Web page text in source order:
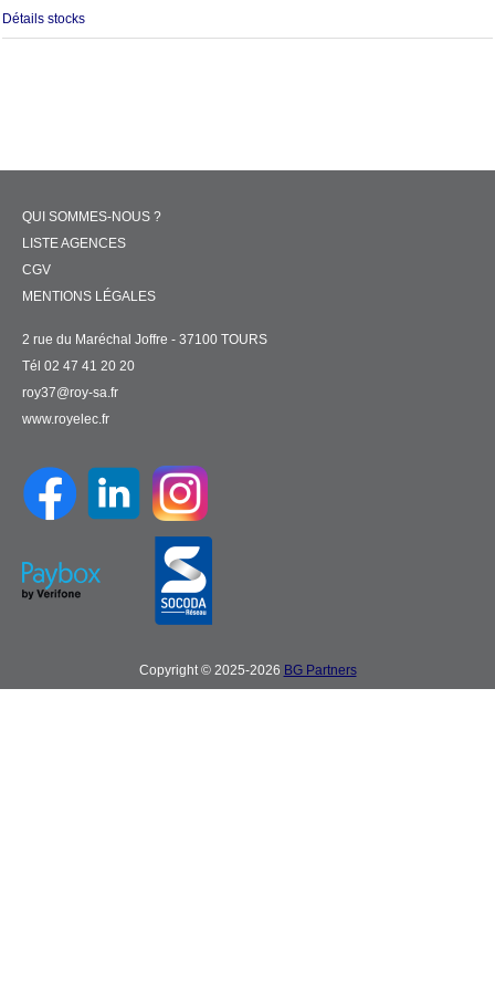
Détails stocks
QUI SOMMES-NOUS ?
LISTE AGENCES
CGV
MENTIONS LÉGALES
2 rue du Maréchal Joffre - 37100 TOURS
Tél 02 47 41 20 20
roy37@roy-sa.fr
www.royelec.fr
Copyright © 2025-2026 BG Partners